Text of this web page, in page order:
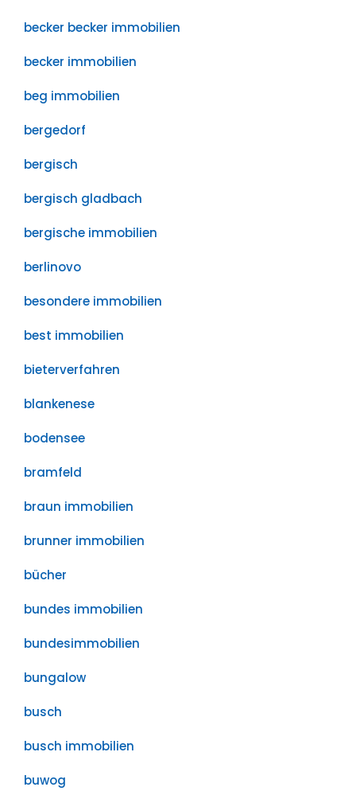
becker becker immobilien
becker immobilien
beg immobilien
bergedorf
bergisch
bergisch gladbach
bergische immobilien
berlinovo
besondere immobilien
best immobilien
bieterverfahren
blankenese
bodensee
bramfeld
braun immobilien
brunner immobilien
bücher
bundes immobilien
bundesimmobilien
bungalow
busch
busch immobilien
buwog